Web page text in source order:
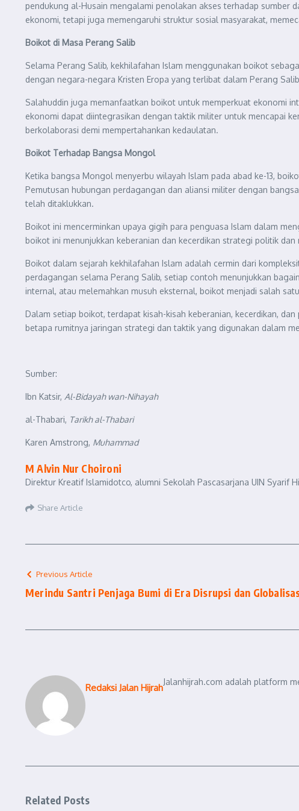
pendukung al-Husain mengalami penolakan akses terhadap sumber
ekonomi, tetapi juga memengaruhi struktur sosial masyarakat,
Boikot di Masa Perang Salib
Selama Perang Salib, kekhilafahan Islam menggunakan boikot
dengan negara-negara Kristen Eropa yang terlibat dalam Perang
Salahuddin juga memanfaatkan boikot untuk memperkuat ekonomi
ekonomi dapat diintegrasikan dengan taktik militer untuk mencapai
berkolaborasi demi mempertahankan kedaulatan.
Boikot Terhadap Bangsa Mongol
Ketika bangsa Mongol menyerbu wilayah Islam pada abad ke-13,
Pemutusan hubungan perdagangan dan aliansi militer dengan
telah ditaklukkan.
Boikot ini mencerminkan upaya gigih para penguasa Islam dalam
boikot ini menunjukkan keberanian dan kecerdikan strategi politik
Boikot dalam sejarah kekhilafahan Islam adalah cermin dari
perdagangan selama Perang Salib, setiap contoh menunjukkan
internal, atau melemahkan musuh eksternal, boikot menjadi salah
Dalam setiap boikot, terdapat kisah-kisah keberanian, kecerdikan,
betapa rumitnya jaringan strategi dan taktik yang digunakan dalam
Sumber:
Ibn Katsir, Al-Bidayah wan-Nihayah
al-Thabari, Tarikh al-Thabari
Karen Amstrong, Muhammad
M Alvin Nur Choironi
Direktur Kreatif Islamidotco, alumni Sekolah Pascasarjana UIN Syarif
Share Article
Previous Article
Merindu Santri Penjaga Bumi di Era Disrupsi dan
Redaksi Jalan Hijrah
Jalanhijrah.com adalah platform
Related Posts